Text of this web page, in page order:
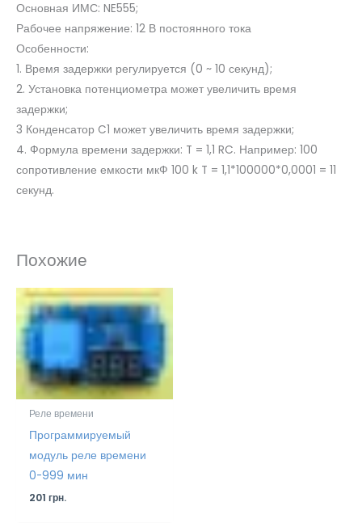
Основная ИМС: NE555;
Рабочее напряжение: 12 В постоянного тока
Особенности:
1. Время задержки регулируется (0 ~ 10 секунд);
2. Установка потенциометра может увеличить время
задержки;
3 Конденсатор C1 может увеличить время задержки;
4. Формула времени задержки: T = 1,1 RC. Например: 100
сопротивление емкости мкФ 100 k T = 1,1*100000*0,0001 = 11
секунд.
Похожие
Реле времени
Программируемый
модуль реле времени
0-999 мин
201грн.